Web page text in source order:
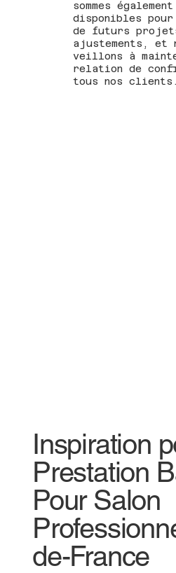
sommes également
disponibles
de futurs
ajustements, et
veillons à
relation de
tous nos clients.
Inspiration
Prestation
Pour Salon
de-France